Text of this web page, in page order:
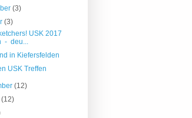
(3)
(3)
USK 2017
- deu...
in Kiefersfelden
USK Treffen
(12)
(12)